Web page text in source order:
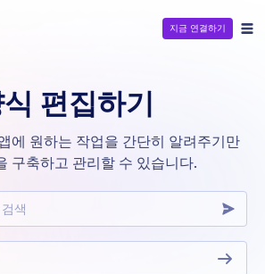
지금 연결하기
편집하기
에 원하는 작업을 간단히 알려주기만
구축하고 관리할 수 있습니다.